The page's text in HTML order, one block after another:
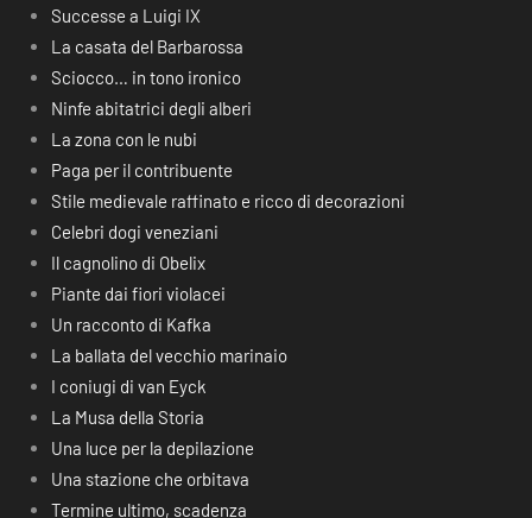
Successe a Luigi IX
La casata del Barbarossa
Sciocco… in tono ironico
Ninfe abitatrici degli alberi
La zona con le nubi
Paga per il contribuente
Stile medievale raffinato e ricco di decorazioni
Celebri dogi veneziani
Il cagnolino di Obelix
Piante dai fiori violacei
Un racconto di Kafka
La ballata del vecchio marinaio
I coniugi di van Eyck
La Musa della Storia
Una luce per la depilazione
Una stazione che orbitava
Termine ultimo, scadenza